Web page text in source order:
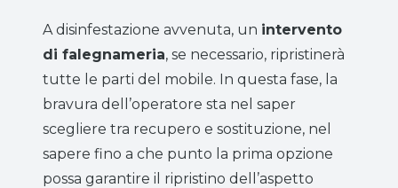
A disinfestazione avvenuta, un intervento
di falegnameria, se necessario, ripristinerà
tutte le parti del mobile. In questa fase, la
bravura dell’operatore sta nel saper
scegliere tra recupero e sostituzione, nel
sapere fino a che punto la prima opzione
possa garantire il ripristino dell’aspetto